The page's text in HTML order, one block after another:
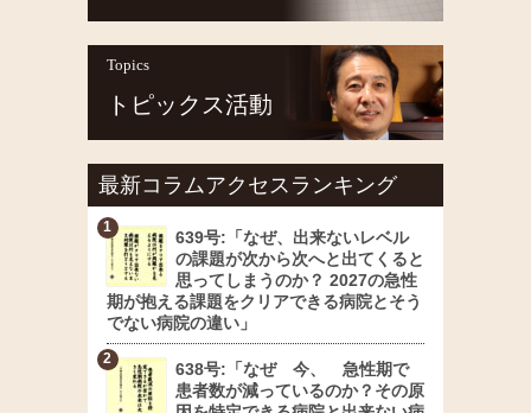
Topics
トピックス活動
最新コラムアクセスランキング
639号:「なぜ、出来ないレベル
の課題が次から次へと出てくると
思ってしまうのか？ 2027の急性
期が抱える課題をクリアできる病院とそう
でない病院の違い」
638号:「なぜ 今、 急性期で
患者数が減っているのか？その原